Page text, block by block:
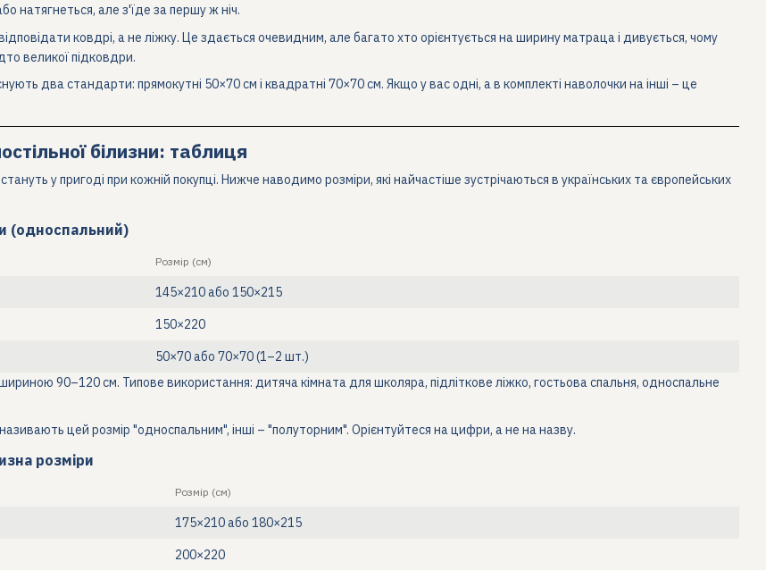
натягнеться, але з'їде за першу ж ніч.
ковдрі, а не ліжку. Це здається очевидним, але багато хто орієнтується на ширину матраца і дивується, чому
великої підковдри.
два стандарти: прямокутні 50×70 см і квадратні 70×70 см. Якщо у вас одні, а в комплекті наволочки на інші – це
білизни: таблиця
у пригоді при кожній покупці. Нижче наводимо розміри, які найчастіше зустрічаються в українських та європейських
(односпальний)
Розмір (см)
145×210 або 150×215
150×220
50×70 або 70×70 (1–2 шт.)
90–120 см. Типове використання: дитяча кімната для школяра, підліткове ліжко, гостьова спальня, односпальне
цей розмір "односпальним", інші – "полуторним". Орієнтуйтеся на цифри, а не на назву.
розміри
Розмір (см)
175×210 або 180×215
200×220